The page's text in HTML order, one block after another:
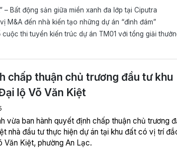
tế mới. Ở đó, phát triển không còn là câu chuyện
là hành trình tạo nên những giá trị dài hạn cho xã
– Bất động sản giữa miền xanh đa lớp tại Ciputra
M&A đến nhà kiến tạo những dự án “đình đám”
cuộc thi tuyển kiến trúc dự án TM01 với tổng giải
chấp thuận chủ trương đầu tư khu
lộ Võ Văn Kiệt
vừa ban hành quyết định chấp thuận chủ trương
nhà đầu tư thực hiện dự án tại khu đất có vị trí
Văn Kiệt, phường An Lạc.